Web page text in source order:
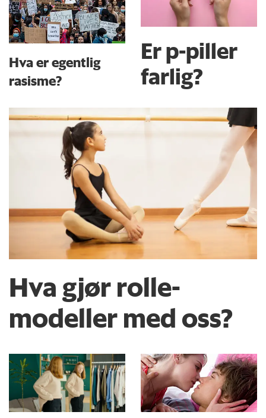
Hva er egentlig
rasisme?
Er p-piller
farlig?
Hva gjør rolle­
modeller med oss?